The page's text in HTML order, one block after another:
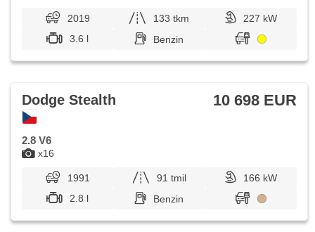
2019 133 tkm
227 kW
3.6 l
Benzin
x16
Dodge Stealth 10 698 EUR
2.8 V6
1991 91 tmil
166 kW
2.8 l
Benzin